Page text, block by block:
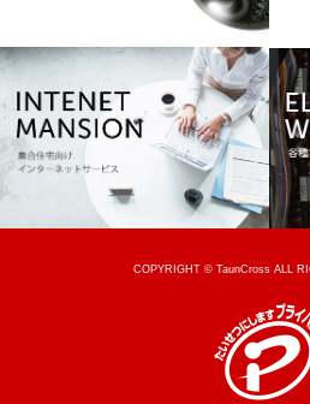
COPYRIGHT © TaunCross ALL